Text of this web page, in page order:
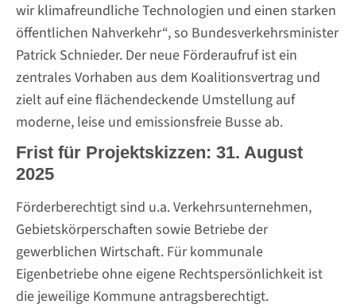
wir klimafreundliche Technologien und einen starken
öffentlichen Nahverkehr“, so Bundesverkehrsminister
Patrick Schnieder. Der neue Förderaufruf ist ein
zentrales Vorhaben aus dem Koalitionsvertrag und
zielt auf eine flächendeckende Umstellung auf
moderne, leise und emissionsfreie Busse ab.
Frist für Projektskizzen: 31. August
2025
Förderberechtigt sind u.a. Verkehrsunternehmen,
Gebietskörperschaften sowie Betriebe der
gewerblichen Wirtschaft. Für kommunale
Eigenbetriebe ohne eigene Rechtspersönlichkeit ist
die jeweilige Kommune antragsberechtigt.